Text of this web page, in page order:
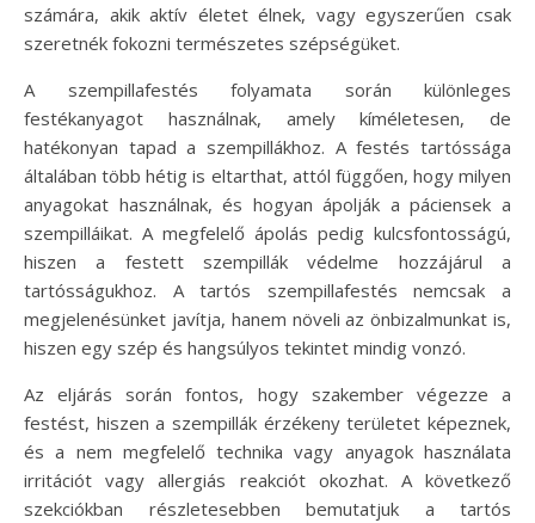
számára, akik aktív életet élnek, vagy egyszerűen csak
szeretnék fokozni természetes szépségüket.
A szempillafestés folyamata során különleges
festékanyagot használnak, amely kíméletesen, de
hatékonyan tapad a szempillákhoz. A festés tartóssága
általában több hétig is eltarthat, attól függően, hogy milyen
anyagokat használnak, és hogyan ápolják a páciensek a
szempilláikat. A megfelelő ápolás pedig kulcsfontosságú,
hiszen a festett szempillák védelme hozzájárul a
tartósságukhoz. A tartós szempillafestés nemcsak a
megjelenésünket javítja, hanem növeli az önbizalmunkat is,
hiszen egy szép és hangsúlyos tekintet mindig vonzó.
Az eljárás során fontos, hogy szakember végezze a
festést, hiszen a szempillák érzékeny területet képeznek,
és a nem megfelelő technika vagy anyagok használata
irritációt vagy allergiás reakciót okozhat. A következő
szekciókban részletesebben bemutatjuk a tartós